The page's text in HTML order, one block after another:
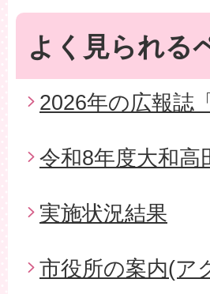
よく見られる
2026年の広報誌
令和8年度大和高
実施状況結果
市役所の案内(ア